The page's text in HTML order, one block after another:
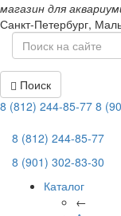
магазин для
Санкт-Петербург,
Поиск
8 (812) 244-85-77 8
8 (812) 244-85-77
8 (901) 302-83-30
Каталог
←